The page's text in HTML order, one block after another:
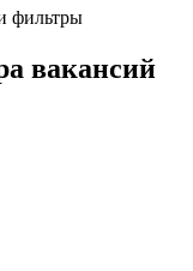
фильтры
вакансий